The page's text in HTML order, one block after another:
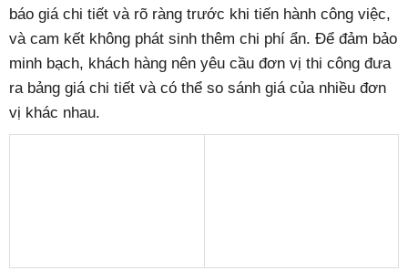
báo giá chi tiết và rõ ràng trước khi tiến hành công việc,
và cam kết không phát sinh thêm chi phí ẩn. Để đảm bảo
minh bạch, khách hàng nên yêu cầu đơn vị thi công đưa
ra bảng giá chi tiết và có thể so sánh giá của nhiều đơn
vị khác nhau.